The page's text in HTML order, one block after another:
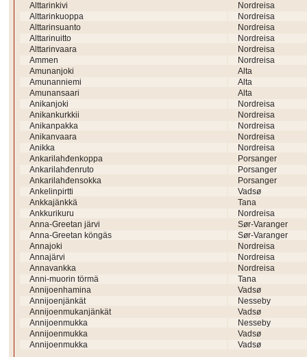
Alttarinkivi
Nordreisa
Alttarinkuoppa
Nordreisa
Alttarinsuanto
Nordreisa
Alttarinuitto
Nordreisa
Alttarinvaara
Nordreisa
Ammen
Nordreisa
Amunanjoki
Alta
Amunanniemi
Alta
Amunansaari
Alta
Anikanjoki
Nordreisa
Anikankurkkii
Nordreisa
Anikanpakka
Nordreisa
Anikanvaara
Nordreisa
Anikka
Nordreisa
Ankarilahđenkoppa
Porsanger
Ankarilahđenruto
Porsanger
Ankarilahđensokka
Porsanger
Ankelinpirtti
Vadsø
Ankkajänkkä
Tana
Ankkurikuru
Nordreisa
Anna-Greetan järvi
Sør-Varanger
Anna-Greetan köngäs
Sør-Varanger
Annajoki
Nordreisa
Annajärvi
Nordreisa
Annavankka
Nordreisa
Anni-muorin törmä
Tana
Annijoenhamina
Vadsø
Annijoenjänkät
Nesseby
Annijoenmukanjänkät
Vadsø
Annijoenmukka
Nesseby
Annijoenmukka
Vadsø
Annijoenmukka
Vadsø